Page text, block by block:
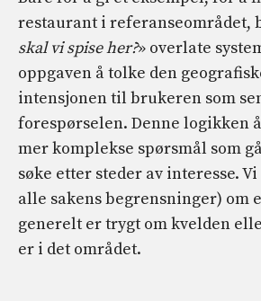
restaurant i referanseområdet,
skal vi spise her?» overlate
oppgaven å tolke den
intensjonen til brukeren som
forespørselen. Denne logikken
mer komplekse spørsmål som
søke etter steder av interesse.
alle sakens begrensninger) om
generelt er trygt om kvelden
er i det området.